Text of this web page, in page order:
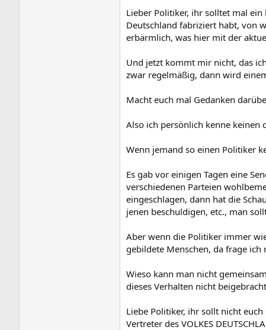
Bedeutende Menschen haben den
denen ? Die lagen im Dreck oder
Also ein sehr tolles Argument. Du
mag ja nun stark übertrieben sein
Weltverbesserer ist ? Ich sehe da
Hätte irgendein Staat 1789 die
Ich frage mich nur eines. Meinen
willst du den Terrorismus
Person A unterdrückt Person B.
gegen B aber nun wird ja Person B
und nun kämpfen Person A,C,X,Y
Ist so, war so und es wird auch immer
Meine Meinung ist und bleibt das
Deine Ausführung finde ich ansich
vollbringen oder Unterstützung zu
Jahrzehnten da der Fall istDie
bewußt sein das man sich sehr
Schlechtes.
Lieber Politiker, ihr solltet mal ein
Deutschland fabriziert habt, von
erbärmlich, was hier mit der
Und jetzt kommt mir nicht, das
zwar regelmäßig, dann wird
Macht euch mal Gedanken
Also ich persönlich kenne keinen
Wenn jemand so einen Politiker
Es gab vor einigen Tagen eine
verschiedenen Parteien
eingeschlagen, dann hat die
jenen beschuldigen, etc., man
Aber wenn die Politiker immer
gebildete Menschen, da frage ich
Wieso kann man nicht
dieses Verhalten nicht
Liebe Politiker, ihr sollt nicht
Vertreter des VOLKES